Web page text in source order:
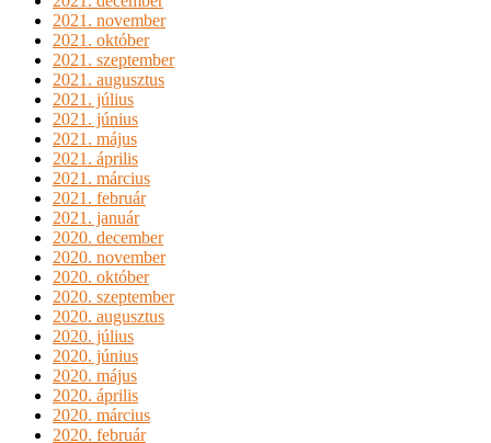
2021. november
2021. október
2021. szeptember
2021. augusztus
2021. július
2021. június
2021. május
2021. április
2021. március
2021. február
2021. január
2020. december
2020. november
2020. október
2020. szeptember
2020. augusztus
2020. július
2020. június
2020. május
2020. április
2020. március
2020. február